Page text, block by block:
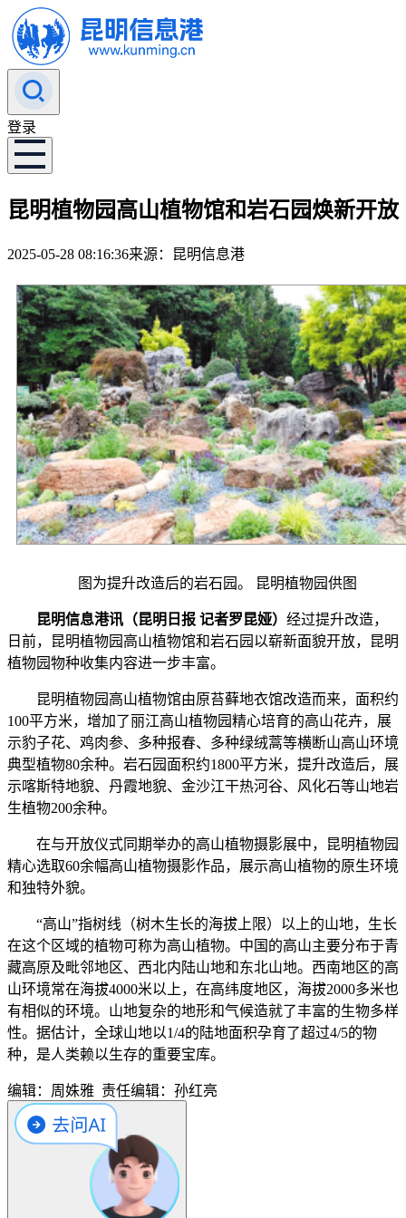
登录
昆明植物园高山植物馆和岩石园焕新开放
2025-05-28 08:16:36来源：昆明信息港
图为提升改造后的岩石园。 昆明植物园供图
昆明信息港讯（昆明日报 记者罗昆娅） 经过提升改造，
日前，昆明植物园高山植物馆和岩石园以崭新面貌开放，昆明
植物园物种收集内容进一步丰富。
昆明植物园高山植物馆由原苔藓地衣馆改造而来，面积约
100平方米，增加了丽江高山植物园精心培育的高山花卉，展
示豹子花、鸡肉参、多种报春、多种绿绒蒿等横断山高山环境
典型植物80余种。岩石园面积约1800平方米，提升改造后，展
示喀斯特地貌、丹霞地貌、金沙江干热河谷、风化石等山地岩
生植物200余种。
在与开放仪式同期举办的高山植物摄影展中，昆明植物园
精心选取60余幅高山植物摄影作品，展示高山植物的原生环境
和独特外貌。
“高山”指树线（树木生长的海拔上限）以上的山地，生长
在这个区域的植物可称为高山植物。中国的高山主要分布于青
藏高原及毗邻地区、西北内陆山地和东北山地。西南地区的高
山环境常在海拔4000米以上，在高纬度地区，海拔2000多米也
有相似的环境。山地复杂的地形和气候造就了丰富的生物多样
性。据估计，全球山地以1/4的陆地面积孕育了超过4/5的物
种，是人类赖以生存的重要宝库。
编辑：周姝雅 责任编辑：孙红亮